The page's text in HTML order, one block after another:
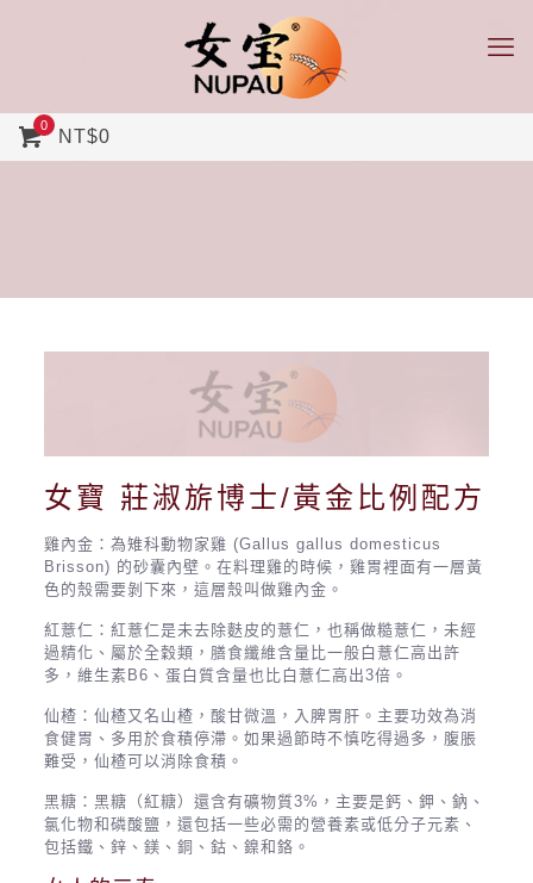
0
NT$0
女寶 莊淑旂博士/黃金比例配方
雞內金：為雉科動物家雞 (Gallus gallus domesticus
Brisson) 的砂囊內壁。在料理雞的時候，雞胃裡面有一層黃
色的殼需要剝下來，這層殼叫做雞內金。
紅薏仁：紅薏仁是未去除麩皮的薏仁，也稱做糙薏仁，未經
過精化、屬於全穀類，膳食纖維含量比一般白薏仁高出許
多，維生素B6、蛋白質含量也比白薏仁高出3倍。
仙楂：仙楂又名山楂，酸甘微溫，入脾胃肝。主要功效為消
食健胃、多用於食積停滯。如果過節時不慎吃得過多，腹脹
難受，仙楂可以消除食積。
黑糖：黑糖（紅糖）還含有礦物質3%，主要是鈣、鉀、鈉、
氯化物和磷酸鹽，還包括一些必需的營養素或低分子元素、
包括鐵、鋅、鎂、銅、鈷、鎳和鉻。